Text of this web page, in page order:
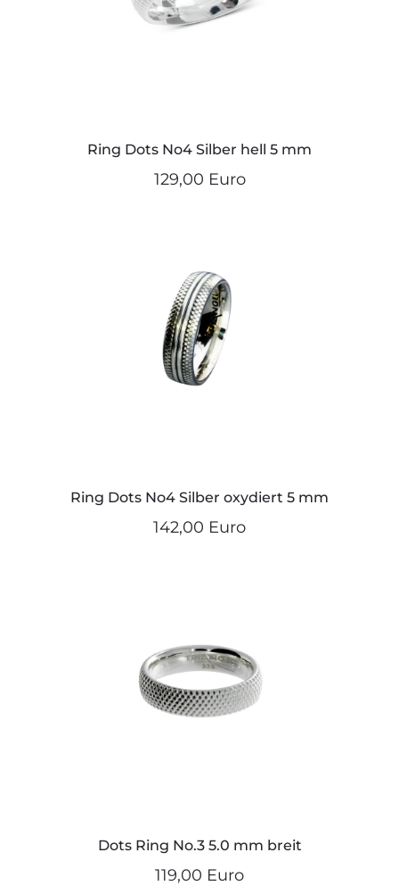
Ring Dots No4 Silber hell 5 mm
129,00 Euro
Ring Dots No4 Silber oxydiert 5 mm
142,00 Euro
Dots Ring No.3 5.0 mm breit
119,00 Euro